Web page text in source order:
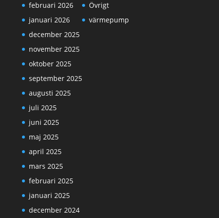
februari 2026
januari 2026
december 2025
november 2025
oktober 2025
september 2025
augusti 2025
juli 2025
juni 2025
maj 2025
april 2025
mars 2025
februari 2025
januari 2025
december 2024
Övrigt
värmepump